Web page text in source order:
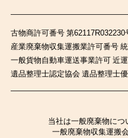
古物商許可番号 第62117R032230
産業廃棄物収集運搬業許可番号
一般貨物自動車運送事業許可 近
遺品整理士認定協会 遺品整理士
当社は一般廃棄物に
一般廃棄物収集運搬